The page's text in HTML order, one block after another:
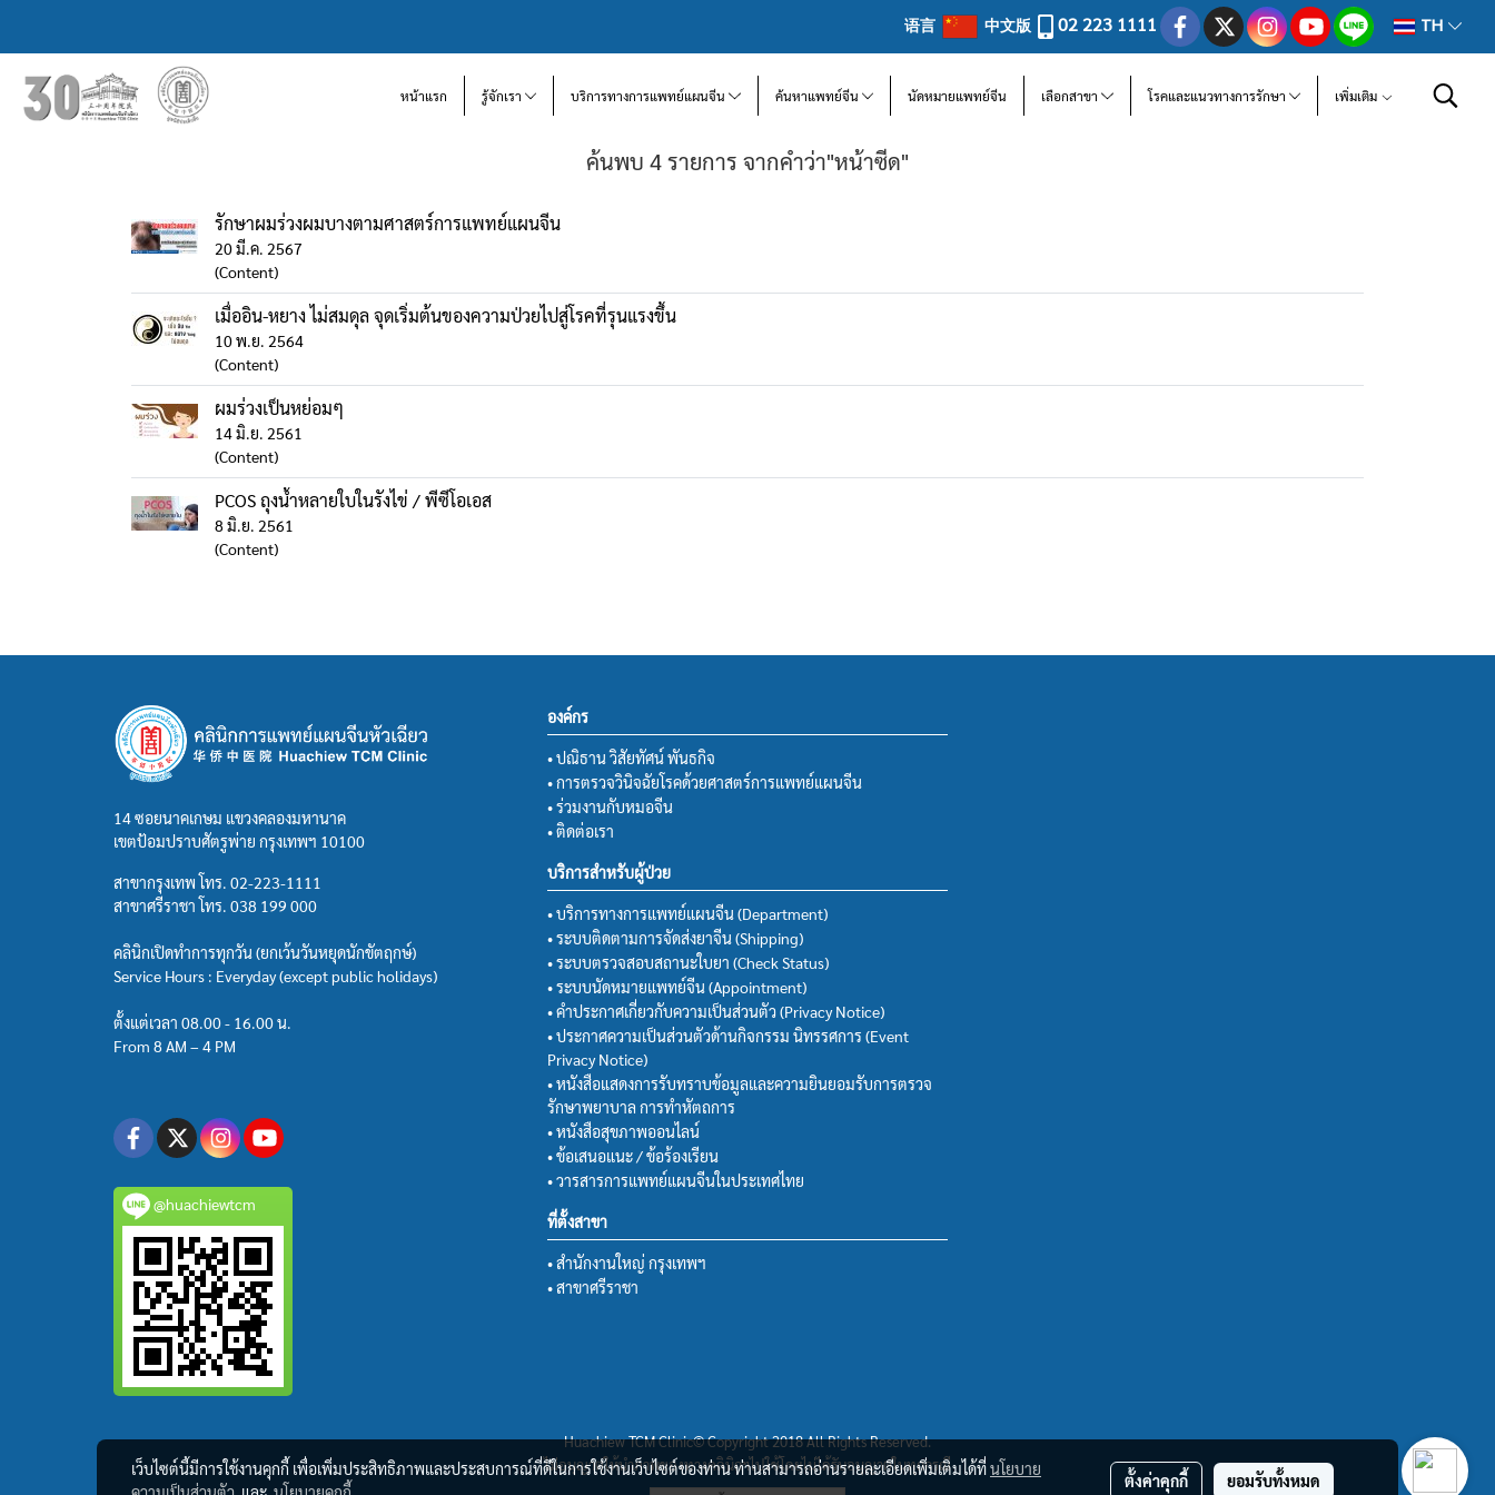
语言 中文版 02 223 1111 TH
หน้าแรก รู้จักเรา บริการทางการแพทย์แผนจีน ค้นหาแพทย์จีน นัดหมายแพทย์จีน เลือกสาขา โรคและแนวทางการรักษา เพิ่มเติม
ค้นพบ 4 รายการ จากคำว่า"หน้าซีด"
รักษาผมร่วงผมบางตามศาสตร์การแพทย์แผนจีน
20 มี.ค. 2567
(Content)
เมื่ออิน-หยาง ไม่สมดุล จุดเริ่มต้นของความป่วยไปสู่โรคที่รุนแรงขึ้น
10 พ.ย. 2564
(Content)
ผมร่วงเป็นหย่อมๆ
14 มิ.ย. 2561
(Content)
PCOS ถุงน้ำหลายใบในรังไข่ / พีซีโอเอส
8 มิ.ย. 2561
(Content)
14 ซอยนาคเกษม แขวงคลองมหานาค
เขตป้อมปราบศัตรูพ่าย กรุงเทพฯ 10100
สาขากรุงเทพ โทร. 02-223-1111
สาขาศรีราชา โทร. 038 199 000
คลินิกเปิดทำการทุกวัน (ยกเว้นวันหยุดนักขัตฤกษ์)
Service Hours : Everyday (except public holidays)
ตั้งแต่เวลา 08.00 - 16.00 น.
From 8 AM – 4 PM
@huachiewtcm
องค์กร
• ปณิธาน วิสัยทัศน์ พันธกิจ
• การตรวจวินิจฉัยโรคด้วยศาสตร์การแพทย์แผนจีน
• ร่วมงานกับหมอจีน
• ติดต่อเรา
บริการสำหรับผู้ป่วย
• บริการทางการแพทย์แผนจีน (Department)
• ระบบติดตามการจัดส่งยาจีน (Shipping)
• ระบบตรวจสอบสถานะใบยา (Check Status)
• ระบบนัดหมายแพทย์จีน (Appointment)
• คำประกาศเกี่ยวกับความเป็นส่วนตัว (Privacy Notice)
• ประกาศความเป็นส่วนตัวด้านกิจกรรม นิทรรศการ (Event
Privacy Notice)
• หนังสือแสดงการรับทราบข้อมูลและความยินยอมรับการตรวจ
รักษาพยาบาล การทำหัตถการ
• หนังสือสุขภาพออนไลน์
• ข้อเสนอแนะ / ข้อร้องเรียน
• วารสารการแพทย์แผนจีนในประเทศไทย
ที่ตั้งสาขา
• สำนักงานใหญ่ กรุงเทพฯ
• สาขาศรีราชา
Huachiew TCM Clinic© Copyright 2018 All Rights Reserved.
ไม่อนุญาตให้นำภาพของทางคลินิกฯไปใช้โดยไม่ได้รับอนุญาตในทุกกรณี
เว็บไซต์นี้มีการใช้งานคุกกี้ เพื่อเพิ่มประสิทธิภาพและประสบการณ์ที่ดีในการใช้งานเว็บไซต์ของท่าน ท่านสามารถอ่านรายละเอียดเพิ่มเติมได้ที่นโยบาย
ตั้งค่าคุกกี้ ยอมรับทั้งหมด